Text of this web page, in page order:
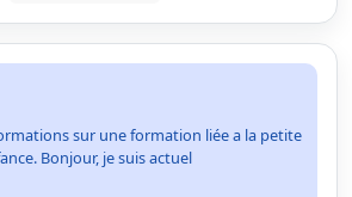
sur une formation liée a la petite
Bonjour, je suis actuel